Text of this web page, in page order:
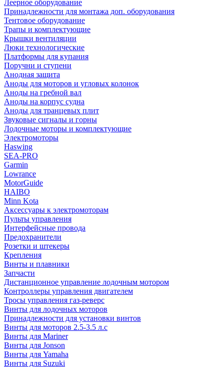
Леерное оборудование
Принадлежности для монтажа доп. оборудования
Тентовое оборудование
Трапы и комплектующие
Крышки вентиляции
Люки технологические
Платформы для купания
Поручни и ступени
Анодная защита
Аноды для моторов и угловых колонок
Аноды на гребной вал
Аноды на корпус судна
Аноды для транцевых плит
Звуковые сигналы и горны
Лодочные моторы и комплектующие
Электромоторы
Haswing
SEA-PRO
Garmin
Lowrance
MotorGuide
HAIBO
Minn Kota
Аксессуары к электромоторам
Пульты управления
Интерфейсные провода
Предохранители
Розетки и штекеры
Крепления
Винты и плавники
Запчасти
Дистанционное управление лодочным мотором
Контроллеры управления двигателем
Тросы управления газ-реверс
Винты для лодочных моторов
Принадлежности для установки винтов
Винты для моторов 2.5-3.5 л.с
Винты для Mariner
Винты для Jonson
Винты для Yamaha
Винты для Suzuki